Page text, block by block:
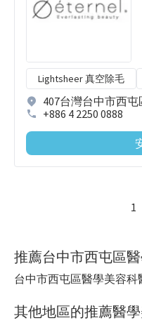
Lightsheer 真空除毛
407台灣台中市西
+886 4 2250 0888
1
推薦台中市西屯區
台中市西屯區醫學美容科
其他地區的推薦醫